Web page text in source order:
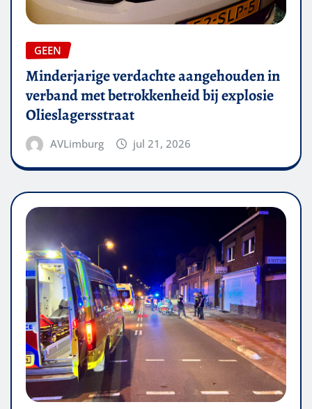
GEEN
Minderjarige verdachte aangehouden in
verband met betrokkenheid bij explosie
Olieslagersstraat
AVLimburg jul 21, 2026